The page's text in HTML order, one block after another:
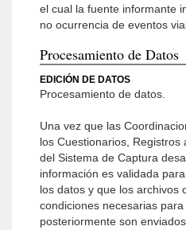
el cual la fuente informante
no ocurrencia de eventos
Procesamiento de Datos
EDICIÓN DE DATOS
Procesamiento de datos.
Una vez que las
los Cuestionarios, Registros
del Sistema de Captura
información es validada
los datos y que los archivos
condiciones necesarias para
posteriormente son